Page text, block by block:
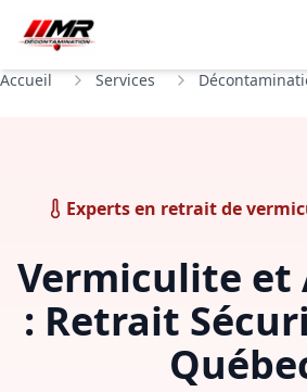
Accueil Services
Experts en retrait de
Vermiculite et
: Retrait